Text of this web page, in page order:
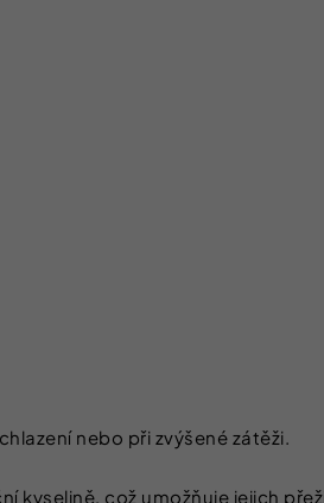
nebo při zvýšené zátěži.
kyselině, což umožňuje jejich